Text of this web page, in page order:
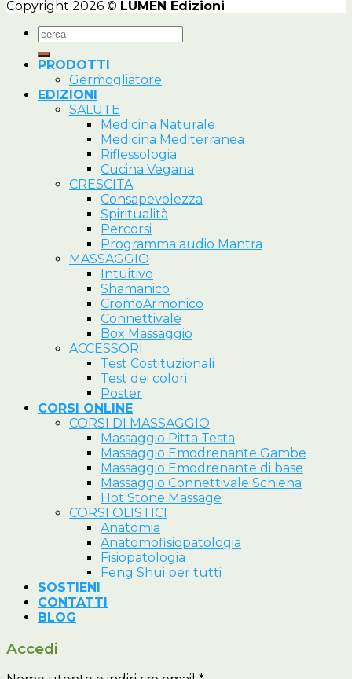
Copyright 2026 © LUMEN Edizioni
Cerca:
PRODOTTI
Germogliatore
EDIZIONI
SALUTE
Medicina Naturale
Medicina Mediterranea
Riflessologia
Cucina Vegana
CRESCITA
Consapevolezza
Spiritualità
Percorsi
Programma audio Mantra
MASSAGGIO
Intuitivo
Shamanico
CromoArmonico
Connettivale
Box Massaggio
ACCESSORI
Test Costituzionali
Test dei colori
Poster
CORSI ONLINE
CORSI DI MASSAGGIO
Massaggio Pitta Testa
Massaggio Emodrenante Gambe
Massaggio Emodrenante di base
Massaggio Connettivale Schiena
Hot Stone Massage
CORSI OLISTICI
Anatomia
Anatomofisiopatologia
Fisiopatologia
Feng Shui per tutti
SOSTIENI
CONTATTI
BLOG
Accedi